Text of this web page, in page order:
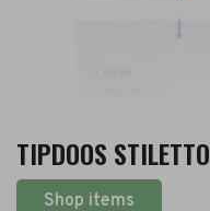
TIPDOOS STILETTO
Shop items